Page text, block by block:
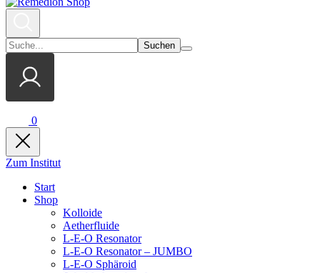
Suchen
0
Zum Institut
Start
Shop
Kolloide
Aetherfluide
L-E-O Resonator
L-E-O Resonator – JUMBO
L-E-O Sphäroid